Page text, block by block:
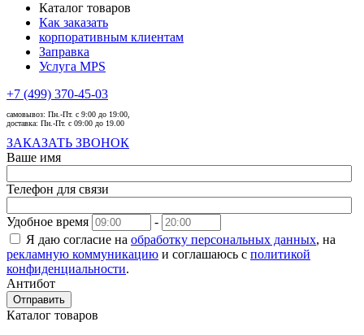
Каталог товаров
Как заказать
корпоративным клиентам
Заправка
Услуга MPS
+7 (499) 370-45-03
самовывоз: Пн.-Пт. с 9:00 до 19:00,
доставка: Пн.-Пт. с 09:00 до 19.00
ЗАКАЗАТЬ ЗВОНОК
Ваше имя
Телефон для связи
Удобное время
-
Я даю согласие на обработку персональных данных, на
рекламную коммуникацию и соглашаюсь с политикой
конфиденциальности.
Антибот
Отправить
Каталог товаров